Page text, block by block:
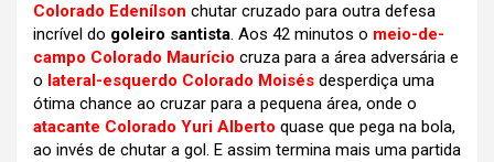
Colorado Edenílson chutar cruzado para outra defesa
incrível do goleiro santista. Aos 42 minutos o meio-de-
campo Colorado Maurício cruza para a área adversária e
o lateral-esquerdo Colorado Moisés desperdiça uma
ótima chance ao cruzar para a pequena área, onde o
atacante Colorado Yuri Alberto quase que pega na bola,
ao invés de chutar a gol. E assim termina mais uma partida